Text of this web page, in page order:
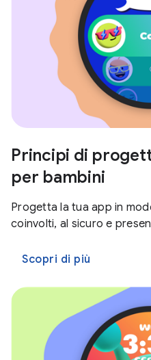
Principi di
per bambini
Progetta la tua app in
coinvolti, al sicuro e
Scopri di più